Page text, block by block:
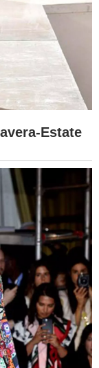
Estate